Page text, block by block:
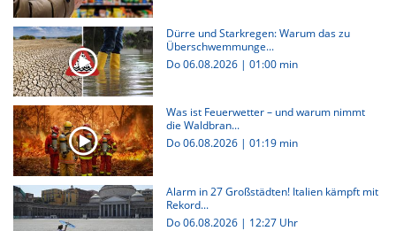
Dürre und Starkregen: Warum das zu
Überschwemmunge...
Do 06.08.2026 |01:00 min
Was ist Feuerwetter – und warum nimmt
die Waldbran...
Do 06.08.2026 |01:19 min
Alarm in 27 Großstädten! Italien kämpft mit
Rekord...
Do 06.08.2026 | 12:27 Uhr